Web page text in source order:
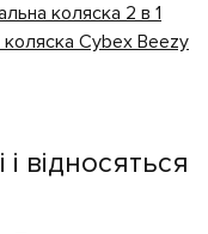
коляска 2 в 1
Cybex Beezy
відносяться